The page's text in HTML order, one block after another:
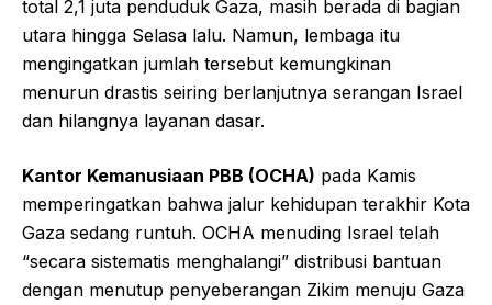
total 2,1 juta penduduk Gaza, masih berada di bagian
utara hingga Selasa lalu. Namun, lembaga itu
mengingatkan jumlah tersebut kemungkinan
menurun drastis seiring berlanjutnya serangan Israel
dan hilangnya layanan dasar.
Kantor Kemanusiaan PBB (OCHA) pada Kamis
memperingatkan bahwa jalur kehidupan terakhir Kota
Gaza sedang runtuh. OCHA menuding Israel telah
“secara sistematis menghalangi” distribusi bantuan
dengan menutup penyeberangan Zikim menuju Gaza